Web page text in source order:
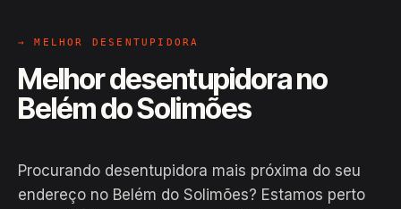
→ MELHOR DESENTUPIDORA
Melhor desentupidora no
Belém do Solimões
Procurando desentupidora mais próxima do seu
endereço no Belém do Solimões? Estamos perto